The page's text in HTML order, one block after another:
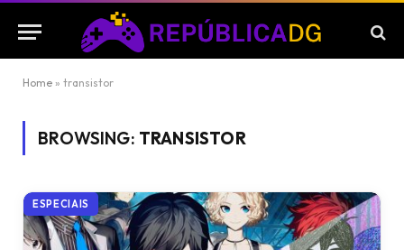
Home » transistor
BROWSING: TRANSISTOR
ESPECIAIS